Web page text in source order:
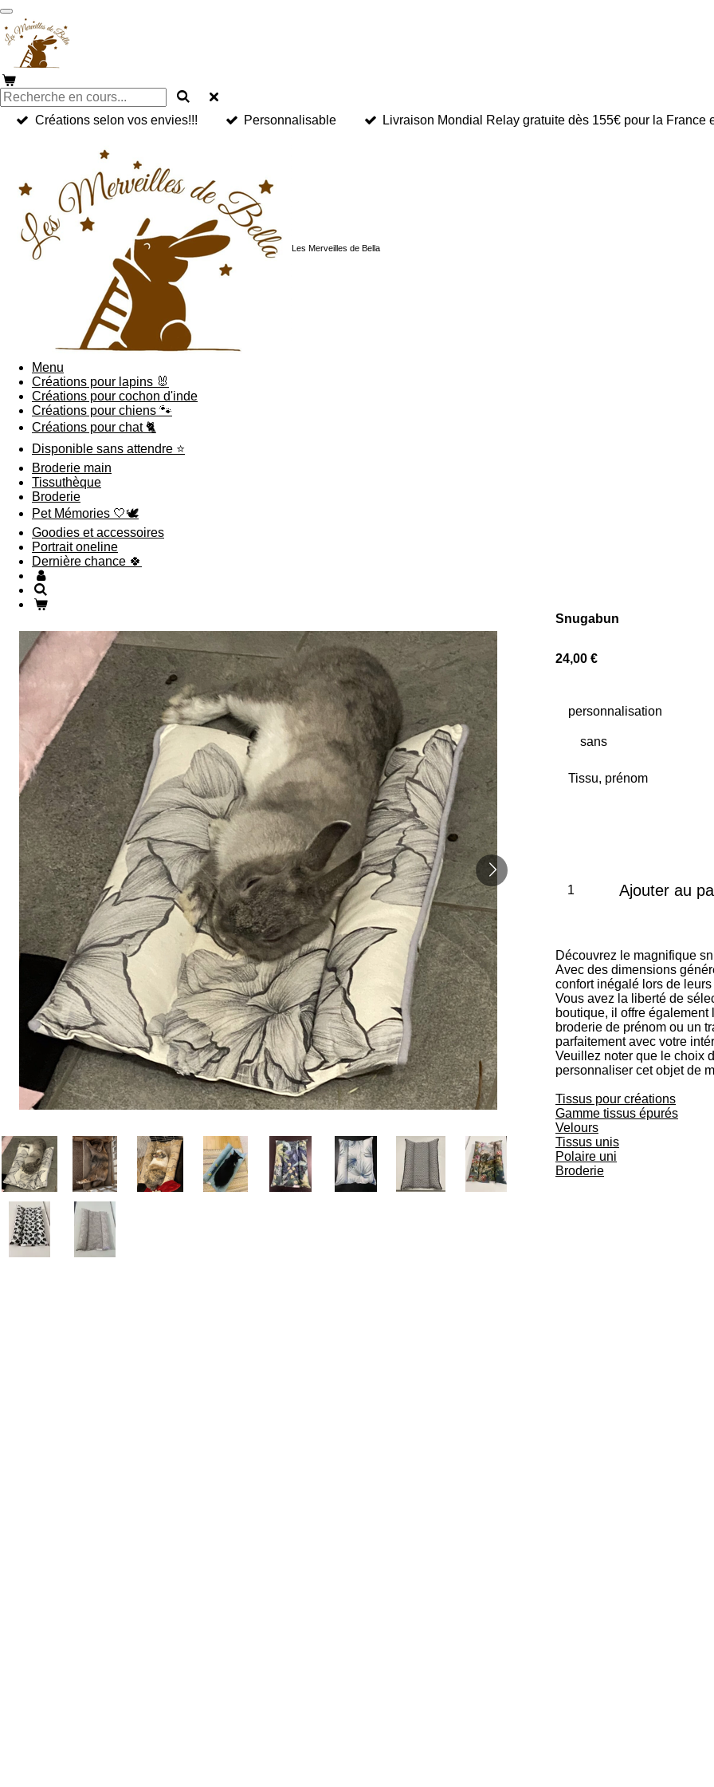
Passer
au
contenu
principal
Créations selon vos envies!!! Personnalisable Livraison Mondial Relay gratuite dès 155€ pour la France
Les Merveilles de Bella
Menu
Créations pour lapins 🐰
Créations pour cochon d'inde
Créations pour chiens 🐾
Créations pour chat 🐈
Disponible sans attendre ⭐️
Broderie main
Tissuthèque
Broderie
Pet Mémories 🤍🕊️
Goodies et accessoires
Portrait oneline
Dernière chance 🍀
Snugabun
24,00 €
personnalisation
Tissu, prénom
Ajouter au
Découvrez le magnifique
Avec des dimensions
confort inégalé lors de leurs
Vous avez la liberté de
boutique, il offre
broderie de prénom ou un
parfaitement avec votre
Veuillez noter que le choix
personnaliser cet objet de
Tissus pour créations
Gamme tissus épurés
Velours
Tissus unis
Polaire uni
Broderie